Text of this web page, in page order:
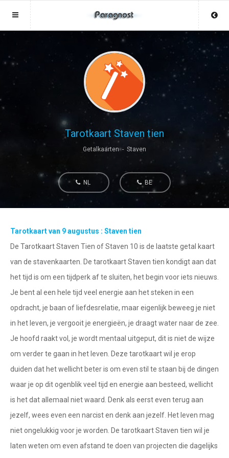
Sluit menu
Account
Login
Wachtwoord
Paragnosten
Vind paragnost
Fotoreading
Horoscoop
Waterman
Stier
Leeuw
Schorpioen
Boogschutter
Tarotkaart
Belverzoek
Vragen?
Privacybeleid
Desktop website
CONTACT
UW PARAGNOSTACCOUNT
Login
Aanmaken
Wachtwoord
MEDIUMS.LU
Tarotkaart Staven tien
Getalkaarten - Staven
NL BE
Tarotkaart van 9 augustus : Staven tien
De Tarotkaart Staven Tien of Staven 10 is de laatste getal kaart
van de stavenkaarten. De tarotkaart Staven tien kondigt aan dat
het tijd is om een tijdperk af te sluiten, het begin voor iets nieuws.
Je bent al een hele tijd veel energie aan het steken in een
opdracht, je baan of liefdesrelatie, maar eigenlijk beweeg je niet
in het leven, je vergooit je energieën, je draagt water naar de zee.
Je hoofd raakt vol, je wordt mentaal uitgeput, dit is niet de wijze
om verder te gaan in het leven. Deze tarotkaart wil je erop
duiden dat het wellicht beter is om even stil te staan bij de dingen
waar je op dit ogenblik veel tijd en energie aan besteed, wellicht
is het dat allemaal niet waard. Denk als eerst even terug aan
jezelf, wees even een narcist en denk aan jezelf. Het leven mag
niet ongelukkig voor je worden. De tarotkaart Staven tien wil je
laten weten om even afstand te doen van projecten die dagelijks